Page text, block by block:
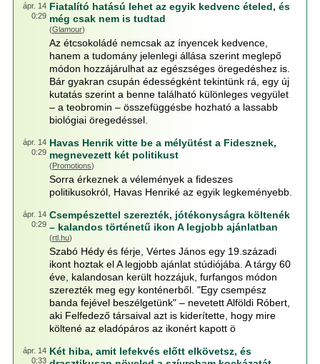
ápr. 14
0:29
Fiatalító hatású lehet az egyik kedvenc ételed, és
még csak nem is tudtad
(Glamour)
Az étcsokoládé nemcsak az ínyencek kedvence,
hanem a tudomány jelenlegi állása szerint meglepő
módon hozzájárulhat az egészséges öregedéshez is.
Bár gyakran csupán édességként tekintünk rá, egy új
kutatás szerint a benne található különleges vegyület
– a teobromin – összefüggésbe hozható a lassabb
biológiai öregedéssel.
ápr. 14
0:29
Havas Henrik vitte be a mélyütést a Fidesznek,
megnevezett két politikust
(Promotions)
Sorra érkeznek a vélemények a fideszes
politikusokról, Havas Henriké az egyik legkeményebb.
ápr. 14
0:29
Csempészettel szerezték, jótékonyságra költenék
– kalandos történetű ikon A legjobb ajánlatban
(rtl.hu)
Szabó Hédy és férje, Vértes János egy 19.századi
ikont hoztak el A legjobb ajánlat stúdiójába. A tárgy 60
éve, kalandosan került hozzájuk, furfangos módon
szerezték meg egy konténerből. "Egy csempész
banda fejével beszélgetünk" – nevetett Alföldi Róbert,
aki Felfedező társaival azt is kiderítette, hogy mire
költené az eladópáros az ikonért kapott ö
ápr. 14
0:33
Két hiba, amit lefekvés előtt elkövetsz, és